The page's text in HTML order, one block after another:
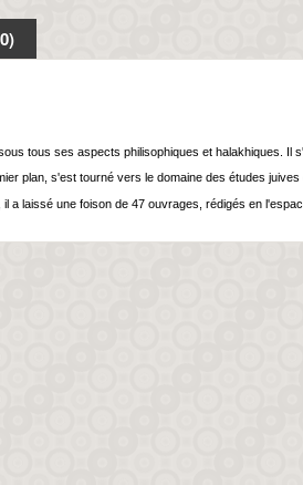
tous ses aspects philisophiques et halakhiques. Il
plan, s'est tourné vers le domaine des études juives
a laissé une foison de 47 ouvrages, rédigés en